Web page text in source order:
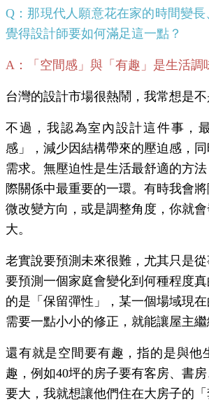
Q：那現代人願意花在家的時間變
覺得設計師要如何滿足這一點？
A：「空間感」與「有趣」是生活調
台灣的設計市場很熱鬧，我常想是不
不過，我認為室內設計這件事，
感」，減少因結構帶來的壓迫感，
需求。無壓迫性是生活最舒適的方
際關係中最重要的一環。有時我會
微改變方向，或是調整角度，你就
大。
老實說要預測未來很難，尤其只是從
要預測一個家庭會變化到何種程度
的是「保留彈性」，某一個場域現
需要一點小小的修正，就能讓屋主繼
還有就是空間要有趣，指的是與他
趣，例如40坪的房子要有客房、書
要大，我就想讓他們住在大房子的